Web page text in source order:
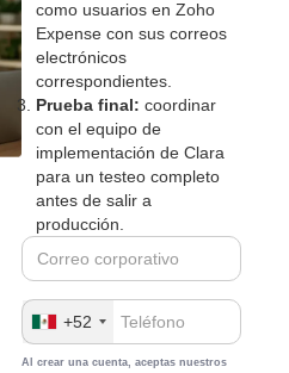
como usuarios en Zoho
Expense con sus correos
electrónicos
correspondientes.
Prueba final: coordinar
con el equipo de
implementación de Clara
para un testeo completo
antes de salir a
producción.
+52
Al crear una cuenta, aceptas nuestros